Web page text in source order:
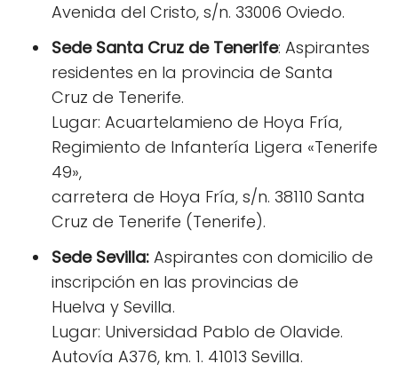
Avenida del Cristo, s/n. 33006 Oviedo.
Sede Santa Cruz de Tenerife: Aspirantes
residentes en la provincia de Santa
Cruz de Tenerife.
Lugar: Acuartelamieno de Hoya Fría,
Regimiento de Infantería Ligera «Tenerife
49»,
carretera de Hoya Fría, s/n. 38110 Santa
Cruz de Tenerife (Tenerife).
Sede Sevilla: Aspirantes con domicilio de
inscripción en las provincias de
Huelva y Sevilla.
Lugar: Universidad Pablo de Olavide.
Autovía A376, km. 1. 41013 Sevilla.